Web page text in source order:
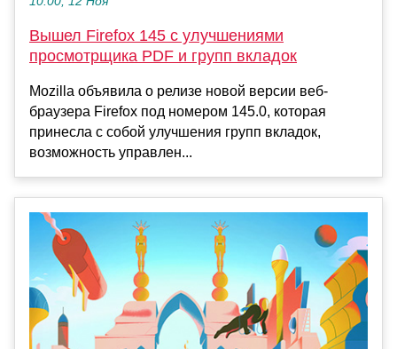
Вышел Firefox 145 с улучшениями
просмотрщика PDF и групп вкладок
Mozilla объявила о релизе новой версии веб-
браузера Firefox под номером 145.0, которая
принесла с собой улучшения групп вкладок,
возможность управлен...